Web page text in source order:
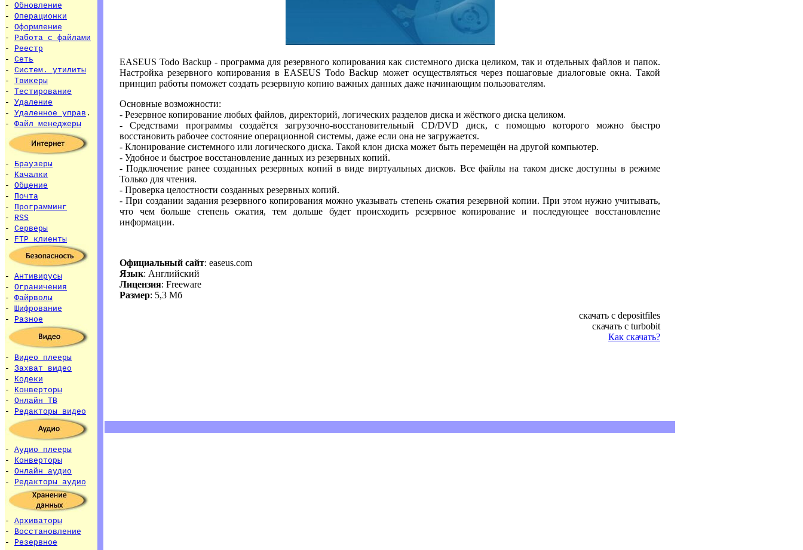
- Обновление
- Операционки
- Оформление
- Работа с файлами
- Реестр
- Сеть
- Систем. утилиты
- Твикеры
- Тестирование
- Удаление
- Удаленное управ .
- Файл менеджеры
- Браузеры
- Качалки
- Общение
- Почта
- Программинг
- RSS
- Серверы
- FTP клиенты
- Антивирусы
- Ограничения
- Файрволы
- Шифрование
- Разное
- Видео плееры
- Захват видео
- Кодеки
- Конверторы
- Онлайн ТВ
- Редакторы видео
- Аудио плееры
- Конверторы
- Онлайн аудио
- Редакторы аудио
- Архиваторы
- Восстановление
- Резервное
EASEUS Todo Backup - программа для резервного копирования как системного диска целиком, так и отдельных файлов и папок.
Настройка резервного копирования в EASEUS Todo Backup может осуществляться через пошаговые диалоговые окна. Такой
принцип работы поможет создать резервную копию важных данных даже начинающим пользователям.
Основные возможности:
- Резервное копирование любых файлов, директорий, логических разделов диска и жёсткого диска целиком.
- Средствами программы создаётся загрузочно-восстановительный CD/DVD диск, с помощью которого можно быстро
восстановить рабочее состояние операционной системы, даже если она не загружается.
- Клонирование системного или логического диска. Такой клон диска может быть перемещён на другой компьютер.
- Удобное и быстрое восстановление данных из резервных копий.
- Подключение ранее созданных резервных копий в виде виртуальных дисков. Все файлы на таком диске доступны в режиме
Только для чтения.
- Проверка целостности созданных резервных копий.
- При создании задания резервного копирования можно указывать степень сжатия резервной копии. При этом нужно учитывать,
что чем больше степень сжатия, тем дольше будет происходить резервное копирование и последующее восстановление
информации.
Официальный сайт: easeus.com
Язык: Английский
Лицензия: Freeware
Размер: 5,3 Мб
скачать с depositfiles
скачать с turbobit
Как скачать?